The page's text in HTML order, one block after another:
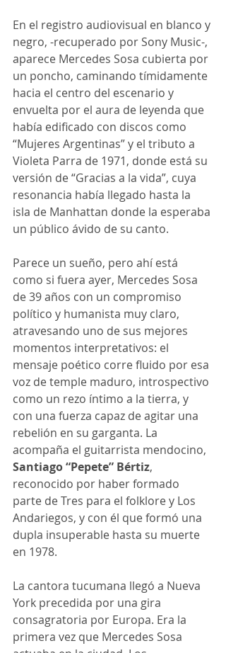
En el registro audiovisual en blanco y
negro, -recuperado por Sony Music-,
aparece Mercedes Sosa cubierta por
un poncho, caminando tímidamente
hacia el centro del escenario y
envuelta por el aura de leyenda que
había edificado con discos como
“Mujeres Argentinas” y el tributo a
Violeta Parra de 1971, donde está su
versión de “Gracias a la vida”, cuya
resonancia había llegado hasta la
isla de Manhattan donde la esperaba
un público ávido de su canto.
Parece un sueño, pero ahí está
como si fuera ayer, Mercedes Sosa
de 39 años con un compromiso
político y humanista muy claro,
atravesando uno de sus mejores
momentos interpretativos: el
mensaje poético corre fluido por esa
voz de temple maduro, introspectivo
como un rezo íntimo a la tierra, y
con una fuerza capaz de agitar una
rebelión en su garganta. La
acompaña el guitarrista mendocino,
Santiago “Pepete” Bértiz,
reconocido por haber formado
parte de Tres para el folklore y Los
Andariegos, y con él que formó una
dupla insuperable hasta su muerte
en 1978.
La cantora tucumana llegó a Nueva
York precedida por una gira
consagratoria por Europa. Era la
primera vez que Mercedes Sosa